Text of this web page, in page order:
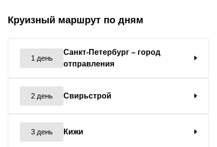
Круизный маршрут по дням
1 день
Санкт-Петербург – город
отправления
2 день Свирьстрой
3 день Кижи